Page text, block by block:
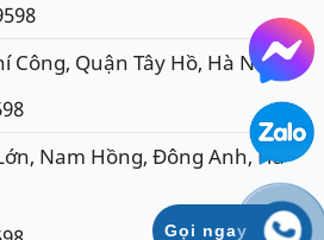
Công, Quận Tây Hồ, Hà Nội
Nam Hồng, Đông Anh, Hà
Gọi ngay